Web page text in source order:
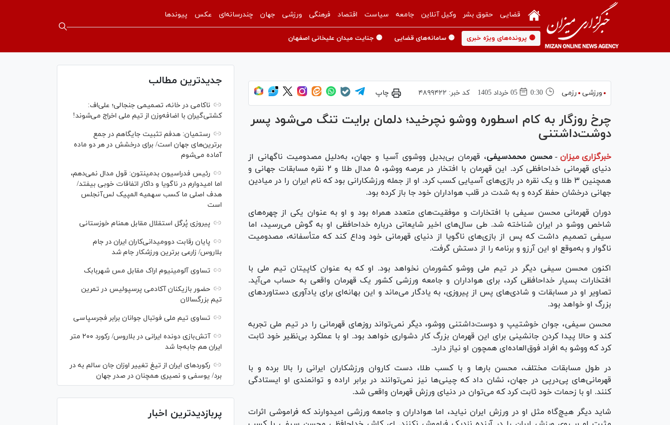
قضایی حقوق بشر وکیل آنلاین جامعه سیاست اقتصاد فرهنگی ورزشی جهان چندرسانه‌ای عکس پیوندها
🟡 پرونده‌های ویژه خبری 🟡 سامانه‌های قضایی 🟡 جنایت میدان علیخانی اصفهان
ورزشی رزمی 0:30 05 خرداد 1405 کد خبر: ۴۸۹۹۴۲۲ چاپ
چرخ روزگار به کام اسطوره ووشو نچرخید؛ دلمان برایت تنگ می‌شود پسر
دوشت‌داشتنی
خبرگزاری میزان - محسن محمدسیفی، قهرمان بی‌بدیل ووشوی آسیا و جهان، به‌دلیل مصدومیت ناگهانی از
دنیای قهرمانی خداحافظی کرد. این قهرمان با افتخار در عرصه ووشو، ۵ مدال طلا و ۲ نقره مسابقات جهانی و
همچنین ۳ طلا و یک نقره در بازی‌های آسیایی کسب کرد. او از جمله ورزشکارانی بود که نام ایران را در میادین
جهانی درخشان حفظ کرده و به شدت در قلب هواداران خود جا باز کرده بود.
دوران قهرمانی محسن سیفی با افتخارات و موفقیت‌های متعدد همراه بود و او به عنوان یکی از چهره‌های
شاخص ووشو در ایران شناخته شد. طی سال‌های اخیر شایعاتی درباره خداحافظی او به گوش می‌رسید، اما
سیفی تصمیم داشت که پس از بازی‌های ناگویا از دنیای قهرمانی خود وداع کند که متأسفانه، مصدومیت
ناگوار و به‌موقع او این آرزو و برنامه را از دستش گرفت.
اکنون محسن سیفی دیگر در تیم ملی ووشو کشورمان نخواهد بود. او که به عنوان کاپیتان تیم ملی با
افتخارات بسیار خداحافظی کرد، برای هواداران و جامعه ورزشی کشور یک قهرمان واقعی به حساب می‌آید.
تصاویر او در مسابقات و شادی‌های پس از پیروزی، به یادگار می‌ماند و این بهانه‌ای برای یادآوری دستاورد‌های
بزرگ او خواهد بود.
محسن سیفی، جوان خوشتیپ و دوست‌داشتنی ووشو، دیگر نمی‌تواند روز‌های قهرمانی را در تیم ملی تجربه
کند و حالا پیدا کردن جانشینی برای این قهرمان بزرگ کار دشواری خواهد بود. او با عملکرد بی‌نظیر خود ثابت
کرد که ووشو به افراد فوق‌العاده‌ای همچون او نیاز دارد.
در طول مسابقات مختلف، محسن بار‌ها و با کسب طلا، دست کاروان ورزشکاران ایرانی را بالا برده و با
قهرمانی‌های پی‌درپی در جهان، نشان داد که چینی‌ها نیز نمی‌توانند در برابر اراده و توانمندی او ایستادگی
کنند. او با زحمات خود ثابت کرد که می‌توان در دنیای ورزش قهرمان واقعی شد.
شاید دیگر هیچ‌گاه مثل او در ورزش ایران نیاید، اما هواداران و جامعه ورزشی امیدوارند که فراموشی اثرات
جدیدترین مطالب
ناکامی در خانه، تصمیمی جنجالی؛ علی‌اف:
کشتی‌گیران با اضافه‌وزن از تیم ملی اخراج می‌شوند!
رستمیان: هدفم تثبیت جایگاهم در جمع
برترین‌های جهان است/ برای درخشش در هر دو ماده
آماده می‌شوم
رئیس فدراسیون بدمینتون: قول مدال نمی‌دهم،
اما امیدوارم در ناگویا و داکار اتفاقات خوبی بیفتد/
هدف اصلی ما کسب سهمیه المپیک لس‌آنجلس
است
پیروزی پُرگل استقلال مقابل همنام خوزستانی
پایان رقابت دوومیدانی‌کاران ایران در جام
بلاروس/ زارعی برترین ورزشکار جام شد
تساوی آلومینیوم اراک مقابل مس شهربابک
حضور بازیکنان آکادمی پرسپولیس در تمرین
تیم بزرگسالان
تساوی تیم ملی فوتبال جوانان برابر فجرسپاسی
آتش‌بازی دونده ایرانی در بلاروس/ رکورد ۲۰۰ متر
ایران هم جابه‌جا شد
رکورد‌های ایران از تیغ تغییر اوزان جان سالم به در
برد/ یوسفی و نصیری همچنان در صدر جهان
پربازدیدترین اخبار